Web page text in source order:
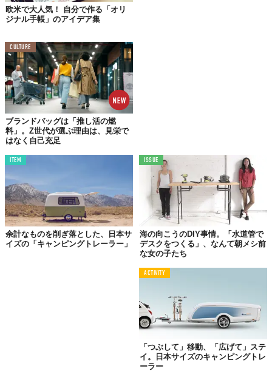
Ellieが手に入れたのは1974年製のキャンピングトレーラー。おこ
づかいの中から、両親の手伝いの対価を地道に貯めた500ドルで
まずはこれを購入。価格は200ドル。くたびれた木材は色あせ、
かなり古めかしい内装。改装のしがいがありそう。
ということで、残りの300ドルをはたいて彼女が手に入れたの
は、ペンキ、装飾用の布、あとは小物類。こうしてEllieの大掛か
欧米で大人気！ 自分で作る「オリ
ジナル手帳」のアイデア集
CULTURE
ブランドバッグは「推し活の燃
料」。Z世代が選ぶ理由は、見栄で
はなく自己充足
ITEM
余計なものを削ぎ落とした、日本サ
イズの「キャンピングトレーラー」
ISSUE
海の向こうのDIY事情。「水道管で
デスクをつくる」、なんて朝メシ前
な女の子たち
ACTIVITY
「つぶして」移動、「広げて」ステ
イ。日本サイズのキャンピングトレ
ーラー